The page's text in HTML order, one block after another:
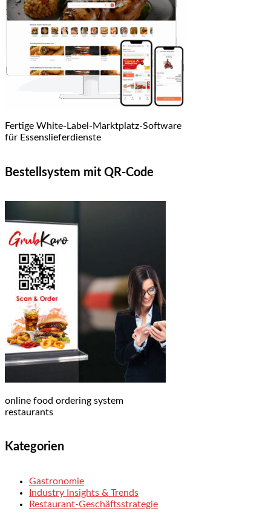
Fertige White-Label-Marktplatz-Software
für Essenslieferdienste
Bestellsystem mit QR-Code
online food ordering system
restaurants
Kategorien
Gastronomie
Industry Insights & Trends
Restaurant-Geschäftsstrategie